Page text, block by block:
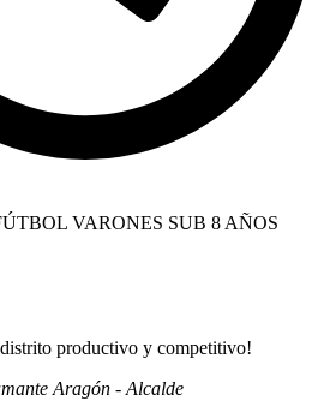
productivo y competitivo!
Aragón - Alcalde